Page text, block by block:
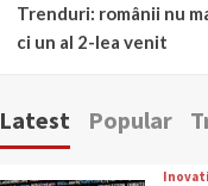
Trenduri: românii nu
ci un al 2-lea venit
Latest Popular